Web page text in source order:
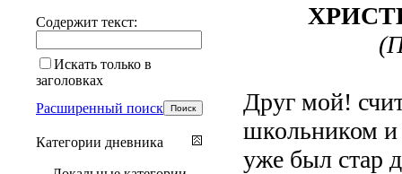
Друг мой!
школьником
уже был стар
Содержит текст:
Искать только в
заголовках
Расширенный поиск
Категории дневника